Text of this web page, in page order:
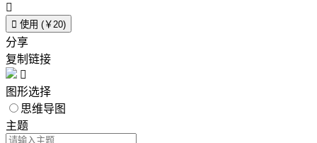

 使用 (￥20)
分享
复制链接

图形选择
思维导图
主题